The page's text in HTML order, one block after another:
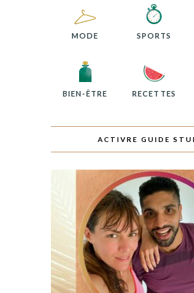
MODE SPORTS
BIEN-ÊTRE RECETTES
ACTIVRE GUIDE